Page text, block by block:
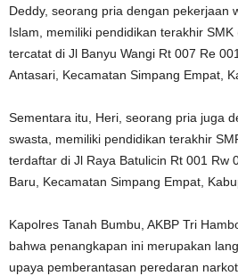
Deddy, seorang pria dengan pekerjaan
Islam, memiliki pendidikan terakhir SMK
tercatat di Jl Banyu Wangi Rt 007 Re
Antasari, Kecamatan Simpang Empat,
Sementara itu, Heri, seorang pria juga
swasta, memiliki pendidikan terakhir
terdaftar di Jl Raya Batulicin Rt 001 Rw
Baru, Kecamatan Simpang Empat,
Kapolres Tanah Bumbu, AKBP Tri
bahwa penangkapan ini merupakan
upaya pemberantasan peredaran